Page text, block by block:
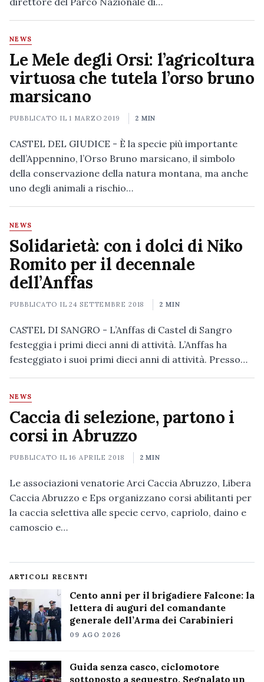
NEWS
Le Mele degli Orsi: l’agricoltura
virtuosa che tutela l’orso bruno
marsicano
PUBBLICATO IL1 MARZO 2019 2 MIN
CASTEL DEL GIUDICE - È la specie più importante
dell’Appennino, l’Orso Bruno marsicano, il simbolo
della conservazione della natura montana, ma anche
uno degli animali a rischio…
NEWS
Solidarietà: con i dolci di Niko
Romito per il decennale
dell’Anffas
PUBBLICATO IL24 SETTEMBRE 2018 2 MIN
CASTEL DI SANGRO - L’Anffas di Castel di Sangro
festeggia i primi dieci anni di attività. L’Anffas ha
festeggiato i suoi primi dieci anni di attività. Presso…
NEWS
Caccia di selezione, partono i
corsi in Abruzzo
PUBBLICATO IL16 APRILE 2018 2 MIN
Le associazioni venatorie Arci Caccia Abruzzo, Libera
Caccia Abruzzo e Eps organizzano corsi abilitanti per
la caccia selettiva alle specie cervo, capriolo, daino e
camoscio e…
ARTICOLI RECENTI
Cento anni per il brigadiere Falcone: la
lettera di auguri del comandante
generale dell’Arma dei Carabinieri
09 AGO 2026
Guida senza casco, ciclomotore
sottoposto a sequestro. Segnalato un